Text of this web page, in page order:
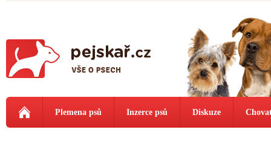
Plemena psů Inzerce psů Diskuze